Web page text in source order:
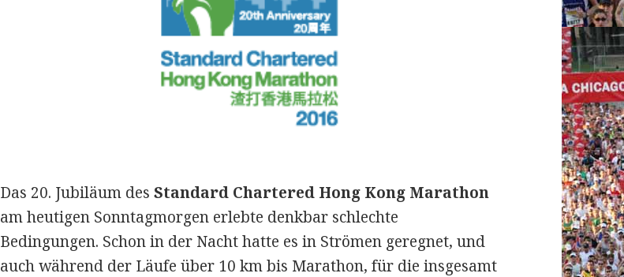
Das 20. Jubiläum des Standard Chartered Hong Kong Marathon
am heutigen Sonntagmorgen erlebte denkbar schlechte
Bedingungen. Schon in der Nacht hatte es in Strömen geregnet, und
auch während der Läufe über 10 km bis Marathon, für die insgesamt